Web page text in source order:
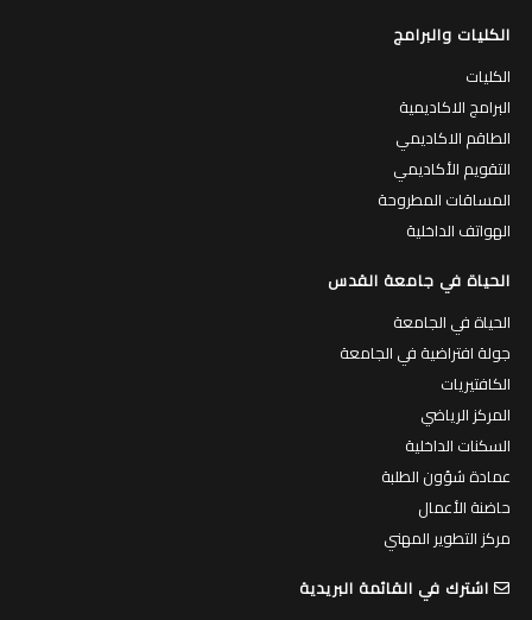
الكليات والبرامج
الكليات
البرامج الاكاديمية
الطاقم الاكاديمي
التقويم الأكاديمي
المساقات المطروحة
الهواتف الداخلية
الحياة في جامعة القدس
الحياة في الجامعة
جولة افتراضية في الجامعة
الكافتيريات
المركز الرياضي
السكنات الداخلية
عمادة شؤون الطلبة
حاضنة الأعمال
مركز التطوير المهني
اشترك في القائمة البريدية